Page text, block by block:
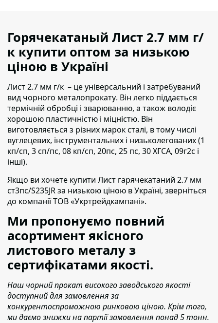
Горячекатаный Лист 2.7 мм г/
к купити оптом за низькою
ціною в Україні
Лист 2.7 мм г/к – це універсальний і затребуваний
вид чорного металопрокату. Він легко піддається
термічній обробці і зварюванню, а також володіє
хорошою пластичністю і міцністю. Він
виготовляється з різних марок сталі, в тому числі
вуглецевих, інструментальних і низьколегованих (1
кп/сп, 3 сп/пс, 08 кп/сп, 20пс, 25 пс, 30 ХГСА, 09г2с і
інші).
Якщо ви хочете купити Лист гарячекатаний 2.7 мм
ст3пс/S235JRза низькою ціною в Україні, зверніться
до компанії ТОВ «Укртрейдкампані».
Ми пропонуємо повний
асортимент якісного
листового металу з
сертифікатами якості.
Наш чорний прокат високого заводського якості
доступний для замовлення за
конкурентоспроможною ринковою ціною. Крім того,
ми даємо знижки на партії замовлення понад 5 тонн.